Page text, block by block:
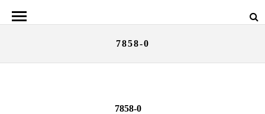
7858-0
7858-0